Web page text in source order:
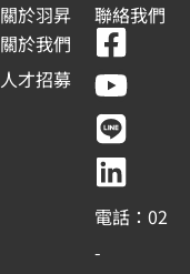
關於羽昇
關於我們
人才招募
聯絡我們
F
a
c
e
b
o
o
Y
o
u
t
u
b
e
L
i
n
e
L
i
n
k
e
d
i
電話：02
-